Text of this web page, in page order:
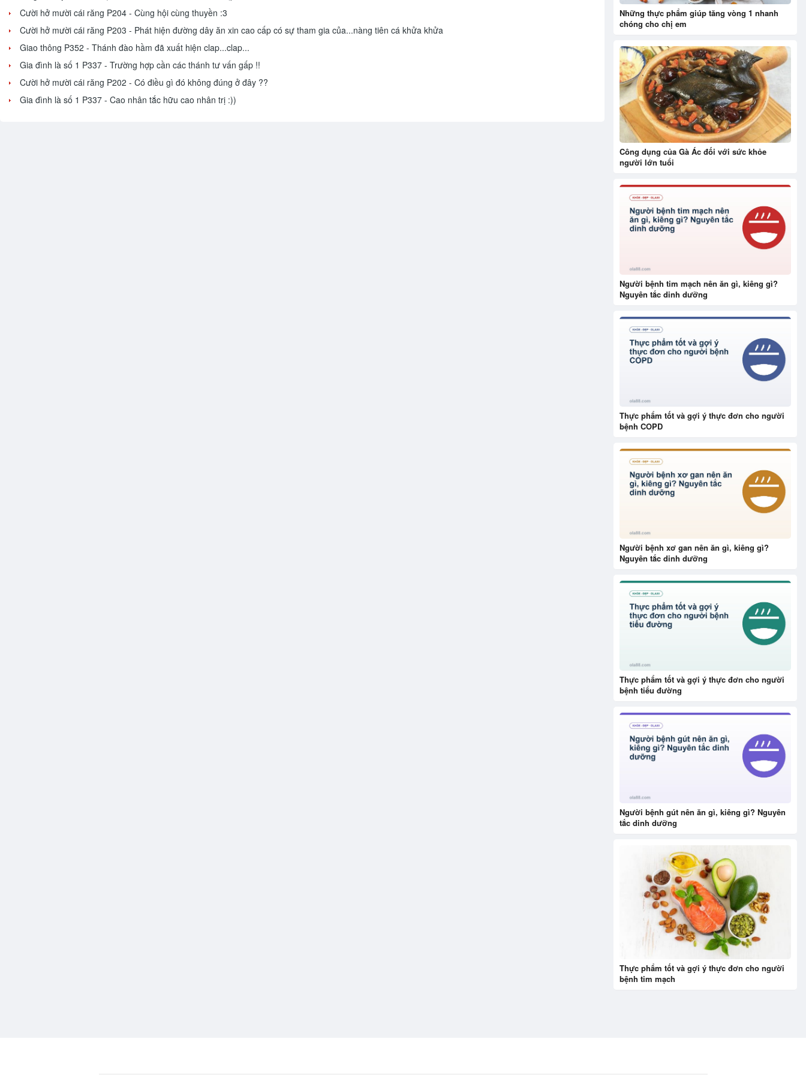
Cười hở mười cái răng P204 - Cùng hội cùng thuyền :3
Cười hở mười cái răng P203 - Phát hiện đường dây ăn xin cao cấp có sự tham gia của...nàng tiên cá khửa khửa
Giao thông P352 - Thánh đào hầm đã xuất hiện clap...clap...
Gia đình là số 1 P337 - Trường hợp cần các thánh tư vấn gấp !!
Cười hở mười cái răng P202 - Có điều gì đó không đúng ở đây ??
Gia đình là số 1 P337 - Cao nhân tắc hữu cao nhân trị :))
Những thực phẩm giúp tăng vòng 1 nhanh
chóng cho chị em
Công dụng của Gà Ác đối với sức khỏe
người lớn tuổi
Người bệnh tim mạch nên ăn gì, kiêng gì?
Nguyên tắc dinh dưỡng
Thực phẩm tốt và gợi ý thực đơn cho người
bệnh COPD
Người bệnh xơ gan nên ăn gì, kiêng gì?
Nguyên tắc dinh dưỡng
Thực phẩm tốt và gợi ý thực đơn cho người
bệnh tiểu đường
Người bệnh gút nên ăn gì, kiêng gì? Nguyên
tắc dinh dưỡng
Thực phẩm tốt và gợi ý thực đơn cho người
bệnh tim mạch